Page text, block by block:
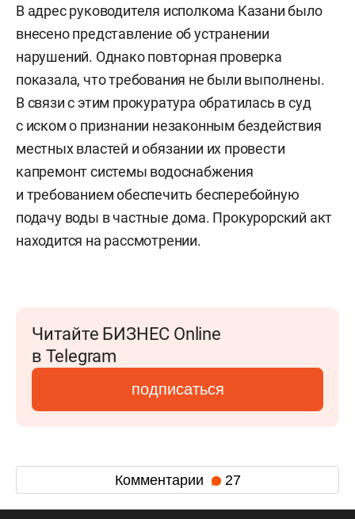
В адрес руководителя исполкома Казани было
внесено представление об устранении
нарушений. Однако повторная проверка
показала, что требования не были выполнены.
В связи с этим прокуратура обратилась в суд
с иском о признании незаконным бездействия
местных властей и обязании их провести
капремонт системы водоснабжения
и требованием обеспечить бесперебойную
подачу воды в частные дома. Прокурорский акт
находится на рассмотрении.
Читайте БИЗНЕС Online
в Telegram
подписаться
Комментарии 27